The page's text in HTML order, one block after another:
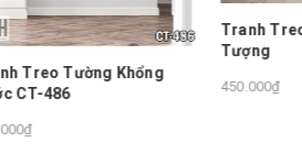
Tranh Treo Tường Trừu
Tượng
450.000₫